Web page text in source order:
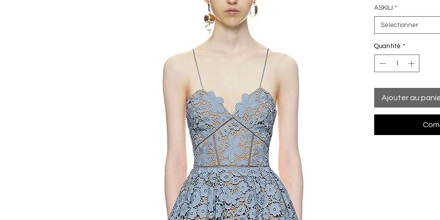
ASKILI *
Sélectionner
Quantité *
Ajouter au